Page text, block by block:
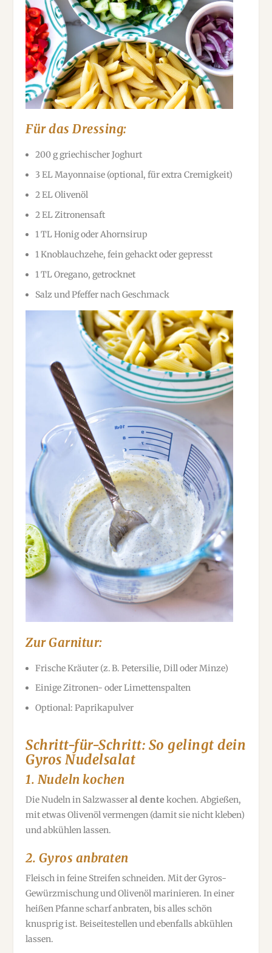
Für das Dressing:
200 g griechischer Joghurt
3 EL Mayonnaise (optional, für extra Cremigkeit)
2 EL Olivenöl
2 EL Zitronensaft
1 TL Honig oder Ahornsirup
1 Knoblauchzehe, fein gehackt oder gepresst
1 TL Oregano, getrocknet
Salz und Pfeffer nach Geschmack
Zur Garnitur:
Frische Kräuter (z. B. Petersilie, Dill oder Minze)
Einige Zitronen- oder Limettenspalten
Optional: Paprikapulver
Schritt-für-Schritt: So gelingt dein
Gyros Nudelsalat
1. Nudeln kochen
Die Nudeln in Salzwasseral dente kochen. Abgießen,
mit etwas Olivenöl vermengen (damit sie nicht kleben)
und abkühlen lassen.
2. Gyros anbraten
Fleisch in feine Streifen schneiden. Mit der Gyros-
Gewürzmischung und Olivenöl marinieren. In einer
heißen Pfanne scharf anbraten, bis alles schön
knusprig ist. Beiseitestellen und ebenfalls abkühlen
lassen.